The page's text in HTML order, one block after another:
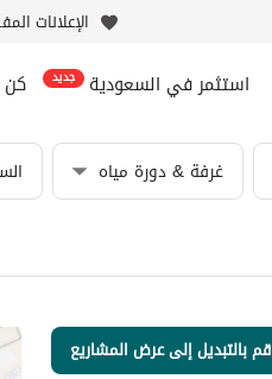
الإعلانات
استثمر في السعودية جديد
غرفة & دورة مياه
قم بالتبديل إلى عرض المشاريع